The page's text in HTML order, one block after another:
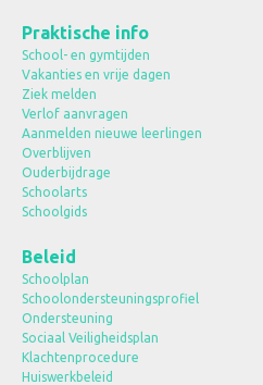
Praktische info
School- en gymtijden
Vakanties en vrije dagen
Ziek melden
Verlof aanvragen
Aanmelden nieuwe leerlingen
Overblijven
Ouderbijdrage
Schoolarts
Schoolgids
Beleid
Schoolplan
Schoolondersteuningsprofiel
Ondersteuning
Sociaal Veiligheidsplan
Klachtenprocedure
Huiswerkbeleid